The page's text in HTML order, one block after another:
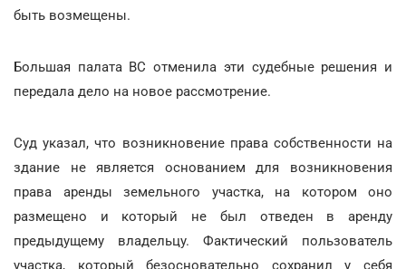
быть возмещены.
Большая палата ВС отменила эти судебные решения и
передала дело на новое рассмотрение.
Суд указал, что возникновение права собственности на
здание не является основанием для возникновения
права аренды земельного участка, на котором оно
размещено и который не был отведен в аренду
предыдущему владельцу. Фактический пользователь
участка, который безосновательно сохранил у себя